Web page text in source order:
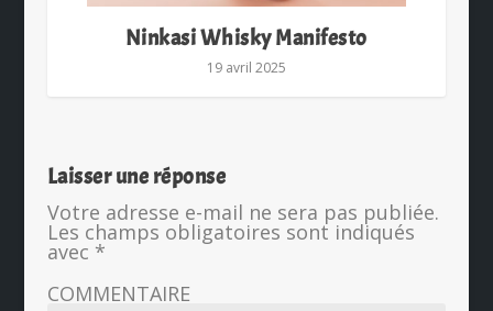
Ninkasi Whisky Manifesto
19 avril 2025
Laisser une réponse
Votre adresse e-mail ne sera pas publiée.
Les champs obligatoires sont indiqués
avec *
COMMENTAIRE